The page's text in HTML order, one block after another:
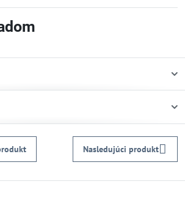
Nasledujúci produkt